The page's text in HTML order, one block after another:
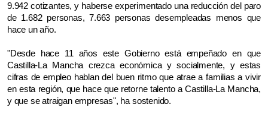
9.942 cotizantes, y haberse experimentado una reducción del paro
de 1.682 personas, 7.663 personas desempleadas menos que
hace un año.
"Desde hace 11 años este Gobierno está empeñado en que
Castilla-La Mancha crezca económica y socialmente, y estas
cifras de empleo hablan del buen ritmo que atrae a familias a vivir
en esta región, que hace que retorne talento a Castilla-La Mancha,
y que se atraigan empresas", ha sostenido.